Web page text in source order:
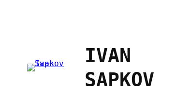
IVAN
SAPKOV